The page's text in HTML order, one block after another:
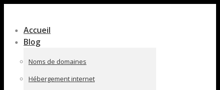
pleine
largeur
Accueil
Blog
Noms de domaines
Hébergement internet